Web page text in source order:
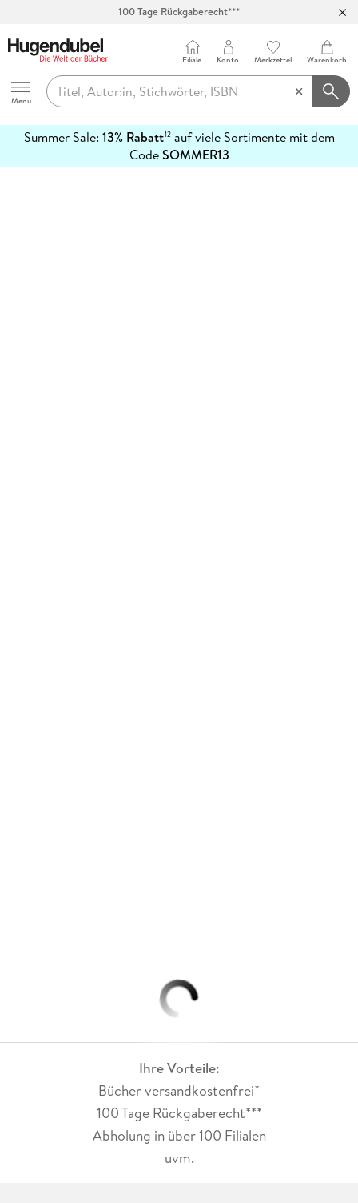
100 Tage Rückgaberecht***
Hugendubel
Menu
Filiale Konto Merkzettel Warenkorb
Summer Sale: 13% Rabatt12auf viele Sortimente mit dem
CodeSOMMER13
erfahren
Ihre Vorteile:
Bücher versandkostenfrei*
100 Tage Rückgaberecht***
Abholung in über 100 Filialen
uvm.